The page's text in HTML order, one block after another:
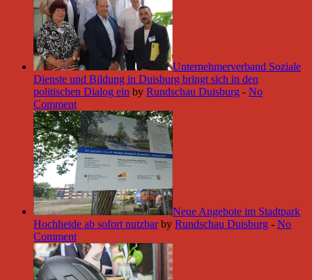
Unternehmerverband Soziale
Dienste und Bildung in Duisburg bringt sich in den
politischen Dialog ein by Rundschau Duisburg - No
Comment
Neue Angebote im Stadtpark
Hochheide ab sofort nutzbar by Rundschau Duisburg - No
Comment